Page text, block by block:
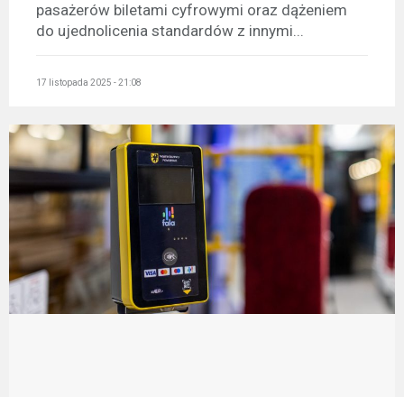
pasażerów biletami cyfrowymi oraz dążeniem
do ujednolicenia standardów z innymi...
17 listopada 2025 - 21:08